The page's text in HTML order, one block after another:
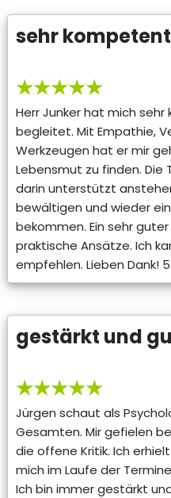
sehr
★★★★★
Herr Junker hat mich
begleitet. Mit Empathie,
Werkzeugen hat er mir
Lebensmut zu finden. Die
darin unterstützt
bewältigen und wieder
bekommen. Ein sehr
praktische Ansätze. Ich
empfehlen. Lieben Dank!
gestärkt und
★★★★★
Jürgen schaut als
Gesamten. Mir gefielen
die offene Kritik. Ich
mich im Laufe der
Ich bin immer gestärkt